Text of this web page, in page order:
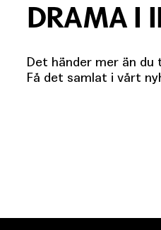
DRAMA I
Det händer mer än du
Få det samlat i vårt